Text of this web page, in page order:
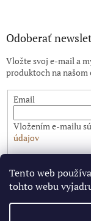
Tento web
tohto webu
Odoberať
Vložte svoj e-mail a
produktoch na našom
Email
Vložením e-mailu
údajov